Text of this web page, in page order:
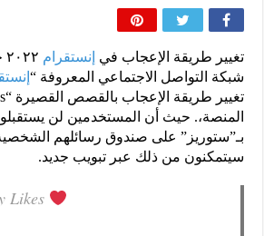
تغيير طريقة الإعجاب في إنستقرام
شبكة التواصل الاجتماعي المعروفة “
المنصة،. حيث أن المستخدمين لن
سيتمكنون من ذلك عبر تبويب جديد.
Likes